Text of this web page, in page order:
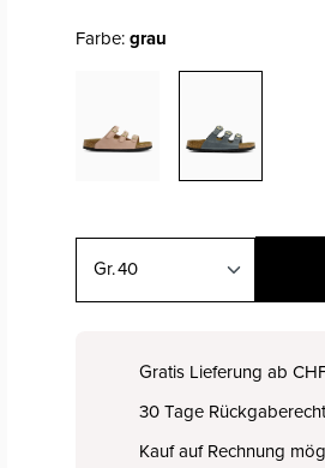
Farbe:grau
40
CHF 99.00
Gratis Lieferung ab
30 Tage Rückgaberecht
Kauf auf Rechnung